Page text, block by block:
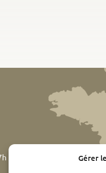
Gérer